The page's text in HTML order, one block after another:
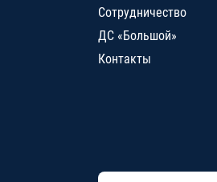
Сотрудничество
ДС «Большой»
Контакты